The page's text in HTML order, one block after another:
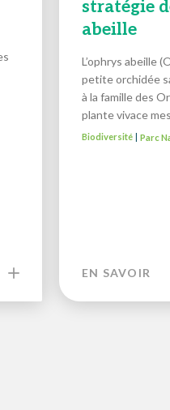
stratégie
abeille
L’ophrys abeille
petite orchidée
à la famille des
plante vivace
Biodiversité |Parc
EN SAVOIR